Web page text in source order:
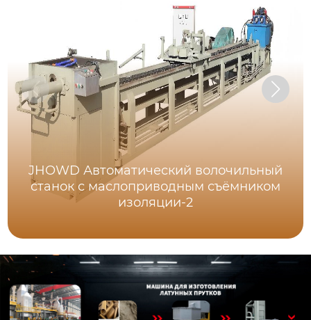
JHOWD Автоматический волочильный
станок с маслоприводным съёмником
изоляции-2